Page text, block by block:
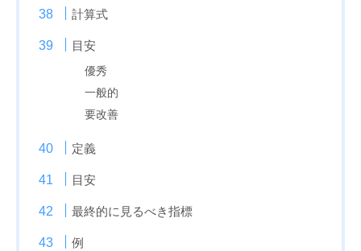
計算式
目安
優秀
一般的
要改善
定義
目安
最終的に見るべき指標
例